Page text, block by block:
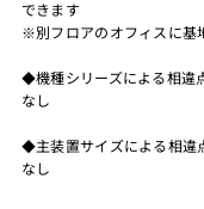
できます
※別フロアのオフィスに基
◆機種シリーズによる相違
なし
◆主装置サイズによる相違
なし